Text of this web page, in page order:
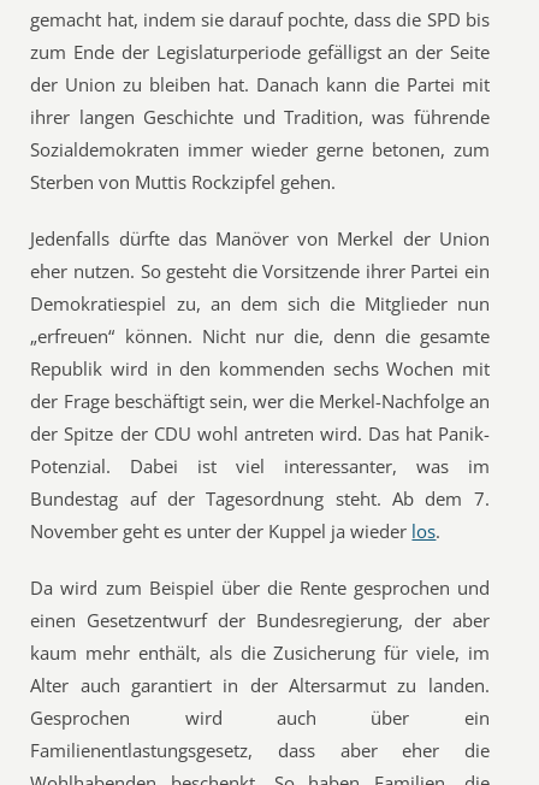
gemacht hat, indem sie darauf pochte, dass die SPD bis
zum Ende der Legislaturperiode gefälligst an der Seite
der Union zu bleiben hat. Danach kann die Partei mit
ihrer langen Geschichte und Tradition, was führende
Sozialdemokraten immer wieder gerne betonen, zum
Sterben von Muttis Rockzipfel gehen.
Jedenfalls dürfte das Manöver von Merkel der Union
eher nutzen. So gesteht die Vorsitzende ihrer Partei ein
Demokratiespiel zu, an dem sich die Mitglieder nun
„erfreuen“ können. Nicht nur die, denn die gesamte
Republik wird in den kommenden sechs Wochen mit
der Frage beschäftigt sein, wer die Merkel-Nachfolge an
der Spitze der CDU wohl antreten wird. Das hat Panik-
Potenzial. Dabei ist viel interessanter, was im
Bundestag auf der Tagesordnung steht. Ab dem 7.
November geht es unter der Kuppel ja wieder los.
Da wird zum Beispiel über die Rente gesprochen und
einen Gesetzentwurf der Bundesregierung, der aber
kaum mehr enthält, als die Zusicherung für viele, im
Alter auch garantiert in der Altersarmut zu landen.
Gesprochen wird auch über ein
Familienentlastungsgesetz, dass aber eher die